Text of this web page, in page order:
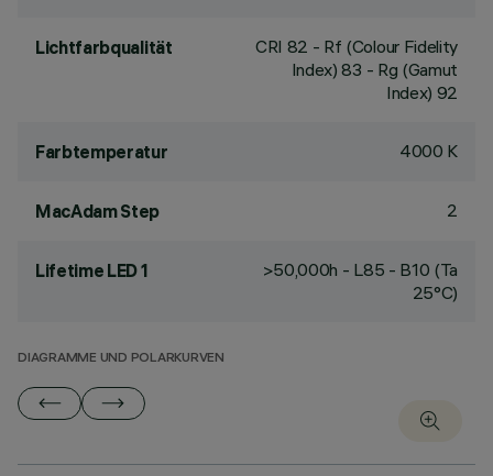
Lichtfarbqualität CRI 82 - Rf (Colour Fidelity
Index) 83 - Rg (Gamut
Index) 92
Farbtemperatur 4000 K
MacAdam Step 2
Lifetime LED 1
>50,000h - L85 - B10 (Ta
25°C)
DIAGRAMME UND POLARKURVEN